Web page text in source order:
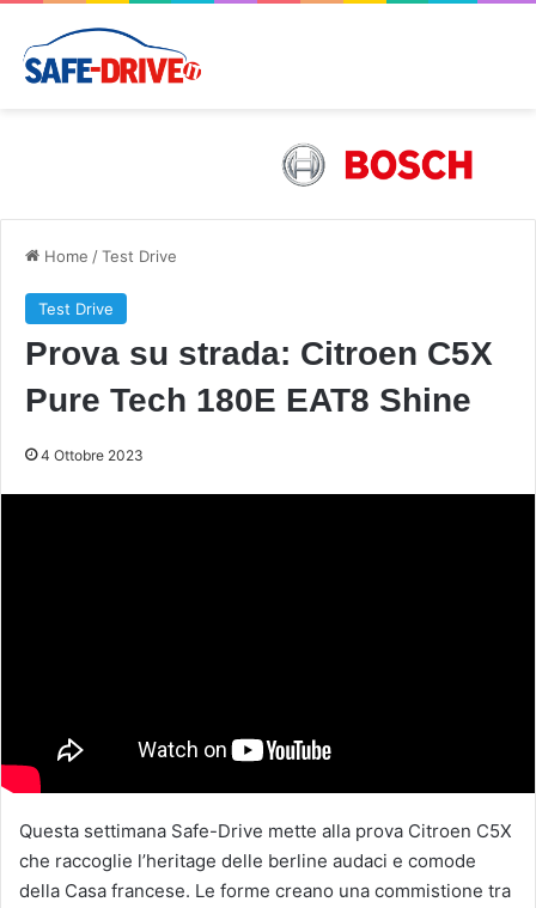
Home /Test Drive
Test Drive
Prova su strada: Citroen C5X
Pure Tech 180E EAT8 Shine
4 Ottobre 2023
Questa settimana Safe-Drive mette alla prova Citroen C5X
che raccoglie l’heritage delle berline audaci e comode
della Casa francese. Le forme creano una commistione tra